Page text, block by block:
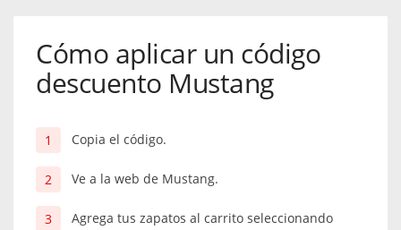
Cómo aplicar un código
descuento Mustang
Copia el código.
Ve a la web de Mustang.
Agrega tus zapatos al carrito seleccionando